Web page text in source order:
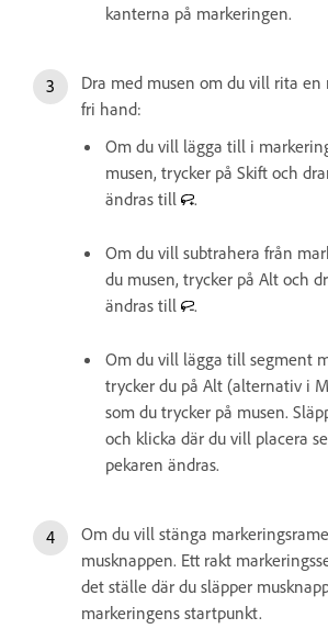
kanterna på markeringen.
Dra med musen om du vill rita en
fri hand:
Om du vill lägga till i
musen, trycker på Skift och
ändras till
.
Om du vill subtrahera från
du musen, trycker på Alt och
ändras till
.
Om du vill lägga till segment
trycker du på Alt (alternativ i
som du trycker på musen.
och klicka där du vill placera
pekaren ändras.
Om du vill stänga
musknappen. Ett rakt
det ställe där du släpper
markeringens startpunkt.